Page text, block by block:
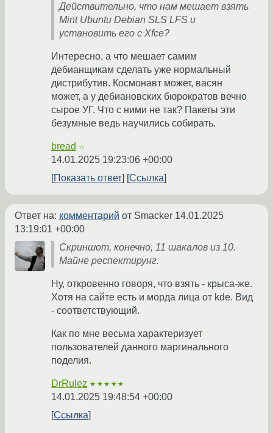
Действительно, что нам мешает взять
Mint Ubuntu Debian SLS LFS и
установить его с Xfce?
Интересно, а что мешает самим
дебианщикам сделать уже нормальный
дистрибутив. Космонавт может, васян
может, а у дебиановских бюрократов вечно
сырое УГ. Что с ними не так? Пакеты эти
безумные ведь научились собирать.
bread ☆
14.01.2025 19:23:06 +00:00
Показать ответ
Ссылка
Ответ на: комментарий от Smacker 14.01.2025
13:19:01 +00:00
Скриншот, конечно, 11 шакалов из 10.
Майне респектирунг.
Ну, откровенно говоря, что взять - крыса-же.
Хотя на сайте есть и морда лица от kde. Вид
- соответствующий.
Как по мне весьма характеризует
пользователей данного маргинального
поделия.
DrRulez ★★★★★
14.01.2025 19:48:54 +00:00
Ссылка